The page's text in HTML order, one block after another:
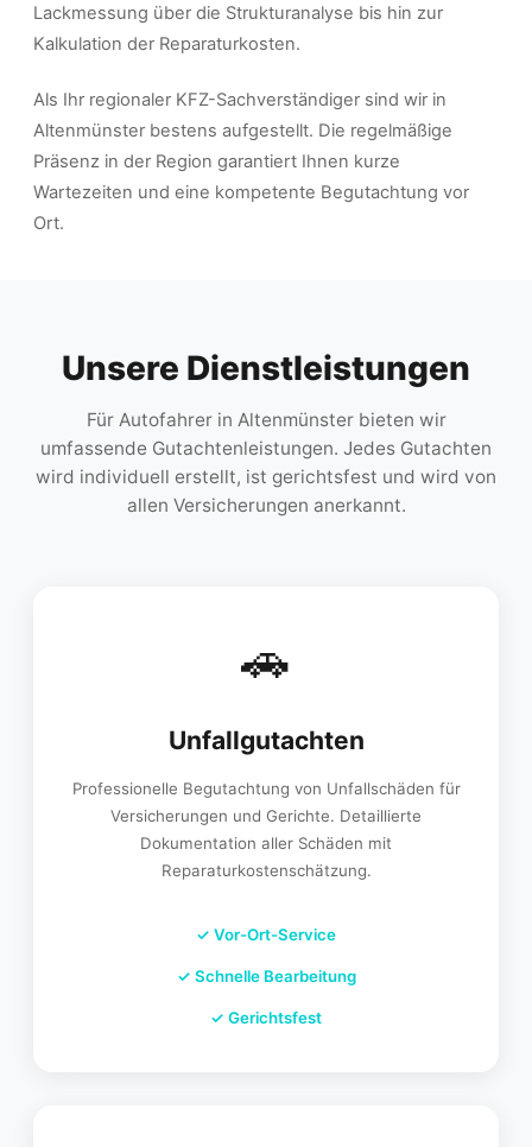
Lackmessung über die Strukturanalyse bis hin zur
Kalkulation der Reparaturkosten.
Als Ihr regionaler KFZ-Sachverständiger sind wir in
Altenmünster bestens aufgestellt. Die regelmäßige
Präsenz in der Region garantiert Ihnen kurze
Wartezeiten und eine kompetente Begutachtung vor
Ort.
Unsere Dienstleistungen
Für Autofahrer in Altenmünster bieten wir
umfassende Gutachtenleistungen. Jedes Gutachten
wird individuell erstellt, ist gerichtsfest und wird von
allen Versicherungen anerkannt.
🚗
Unfallgutachten
Professionelle Begutachtung von Unfallschäden für
Versicherungen und Gerichte. Detaillierte
Dokumentation aller Schäden mit
Reparaturkostenschätzung.
✓ Vor-Ort-Service
✓ Schnelle Bearbeitung
✓ Gerichtsfest